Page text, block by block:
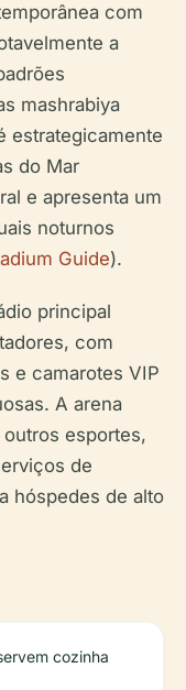
com
a
mashrabiya
estrategicamente
do Mar
e apresenta um
noturnos
Guide).
principal
com
e camarotes VIP
A arena
esportes,
de
hóspedes de alto
cozinha